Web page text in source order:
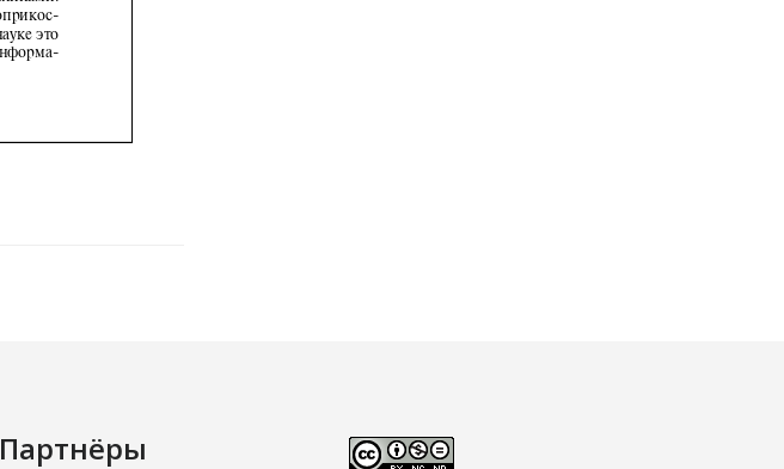
Партнёры